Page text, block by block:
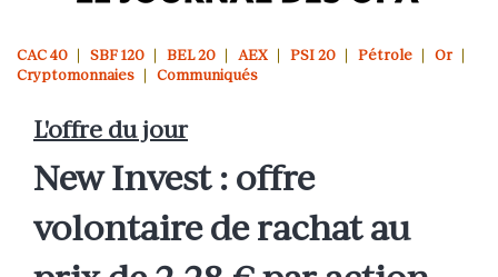
CAC 40 SBF 120 BEL 20 AEX PSI 20 Pétrole
Or
Cryptomonnaies
Communiqués
L'offre du jour
New Invest : offre
volontaire de rachat au